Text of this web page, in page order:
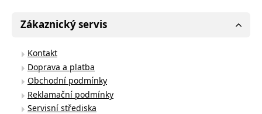
Zákaznický servis
Kontakt
Doprava a platba
Obchodní podmínky
Reklamační podmínky
Servisní střediska